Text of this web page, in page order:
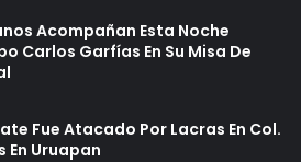
Acompañan Esta Noche
Carlos Garfías En Su Misa De
Fue Atacado Por Lacras En Col.
En Uruapan